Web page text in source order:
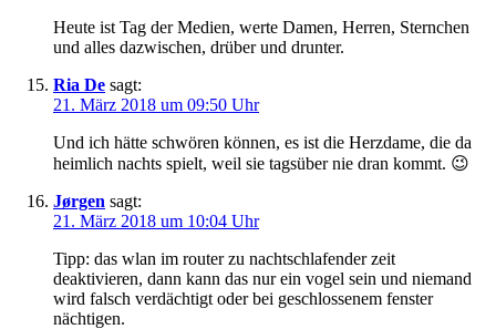
Heute ist Tag der Medien, werte Damen, Herren, Sternchen
und alles dazwischen, drüber und drunter.
Ria De sagt:
21. März 2018 um 09:50 Uhr
Und ich hätte schwören können, es ist die Herzdame, die da
heimlich nachts spielt, weil sie tagsüber nie dran kommt. 😉
Jørgen sagt:
21. März 2018 um 10:04 Uhr
Tipp: das wlan im router zu nachtschlafender zeit
deaktivieren, dann kann das nur ein vogel sein und niemand
wird falsch verdächtigt oder bei geschlossenem fenster
nächtigen.